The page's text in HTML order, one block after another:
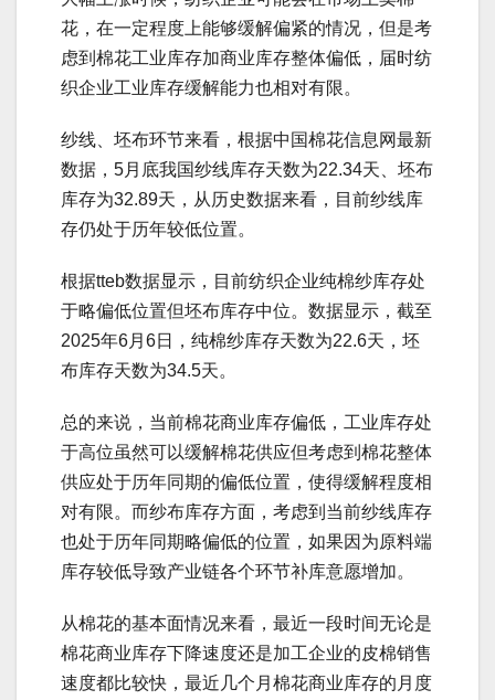
花，在一定程度上能够缓解偏紧的情况，但是考
虑到棉花工业库存加商业库存整体偏低，届时纺
织企业工业库存缓解能力也相对有限。
纱线、坯布环节来看，根据中国棉花信息网最新
数据，5月底我国纱线库存天数为22.34天、坯布
库存为32.89天，从历史数据来看，目前纱线库
存仍处于历年较低位置。
根据tteb数据显示，目前纺织企业纯棉纱库存处
于略偏低位置但坯布库存中位。数据显示，截至
2025年6月6日，纯棉纱库存天数为22.6天，坯
布库存天数为34.5天。
总的来说，当前棉花商业库存偏低，工业库存处
于高位虽然可以缓解棉花供应但考虑到棉花整体
供应处于历年同期的偏低位置，使得缓解程度相
对有限。而纱布库存方面，考虑到当前纱线库存
也处于历年同期略偏低的位置，如果因为原料端
库存较低导致产业链各个环节补库意愿增加。
从棉花的基本面情况来看，最近一段时间无论是
棉花商业库存下降速度还是加工企业的皮棉销售
速度都比较快，最近几个月棉花商业库存的月度